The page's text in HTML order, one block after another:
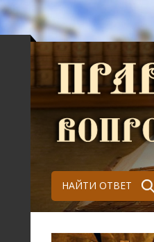
НАЙТИ ОТВЕТ